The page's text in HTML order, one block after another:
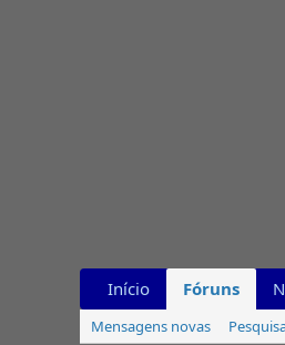
Início Fóruns
Mensagens novas